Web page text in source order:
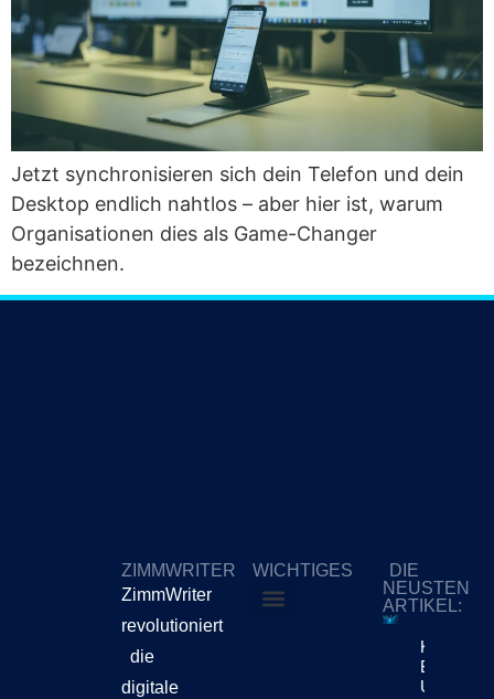
Jetzt syn­chro­ni­sie­ren sich dein Tele­fon und dein
Desk­top end­lich naht­los – aber hier ist, war­um
Orga­ni­sa­tio­nen dies als Game-Chan­ger
bezeichnen.
ZIMMWRITER
ZimmWriter
revolutioniert
die
digitale
WICHTIGES
DIE
NEUSTEN
ARTIKEL:
KI-
Bewegt